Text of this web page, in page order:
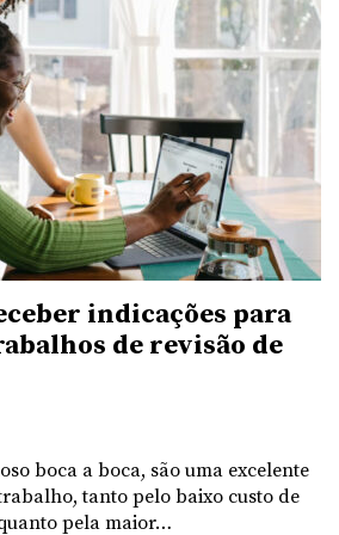
indicações para
de revisão de
boca a boca, são uma excelente
tanto pelo baixo custo de
pela maior…